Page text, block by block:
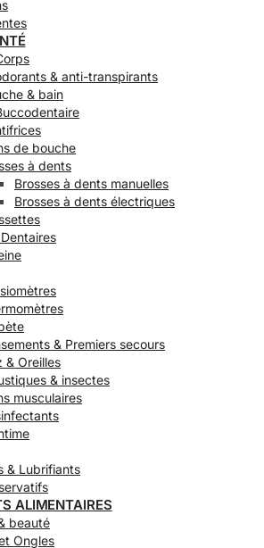
& anti-transpirants
& bain
de bouche
à dents
Brosses à dents manuelles
Brosses à dents électriques
& Premiers secours
& Oreilles
& insectes
musculaires
& Lubrifiants
ALIMENTAIRES
beauté
Ongles